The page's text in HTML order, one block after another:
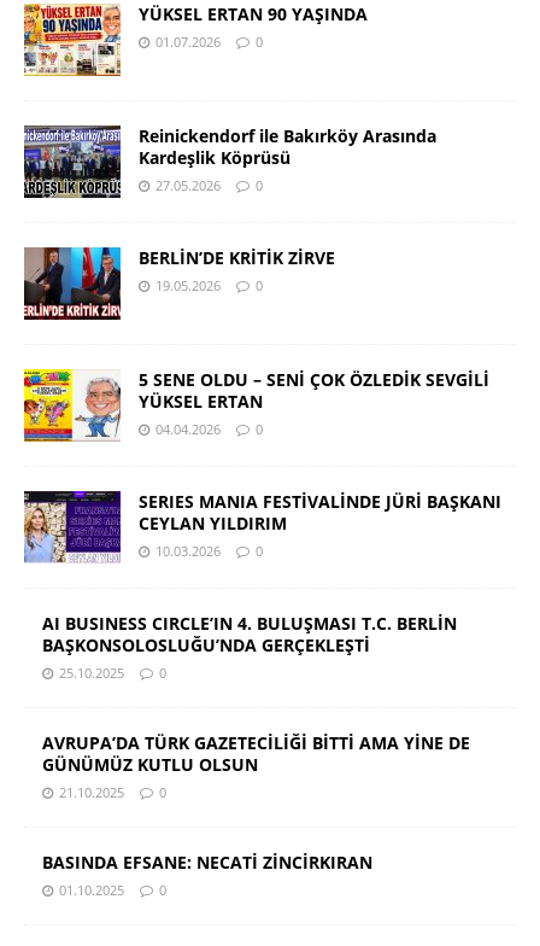
YÜKSEL ERTAN 90 YAŞINDA
01.07.2026 0
Reinickendorf ile Bakırköy Arasında
Kardeşlik Köprüsü
27.05.2026 0
BERLİN’DE KRİTİK ZİRVE
19.05.2026 0
5 SENE OLDU – SENİ ÇOK ÖZLEDİK SEVGİLİ
YÜKSEL ERTAN
04.04.2026 0
SERIES MANIA FESTİVALİNDE JÜRİ BAŞKANI
CEYLAN YILDIRIM
10.03.2026 0
AI BUSINESS CIRCLE’IN 4. BULUŞMASI T.C. BERLİN
BAŞKONSOLOSLUĞU’NDA GERÇEKLEŞTİ
25.10.2025 0
AVRUPA’DA TÜRK GAZETECİLİĞİ BİTTİ AMA YİNE DE
GÜNÜMÜZ KUTLU OLSUN
21.10.2025 0
BASINDA EFSANE: NECATİ ZİNCİRKIRAN
01.10.2025 0